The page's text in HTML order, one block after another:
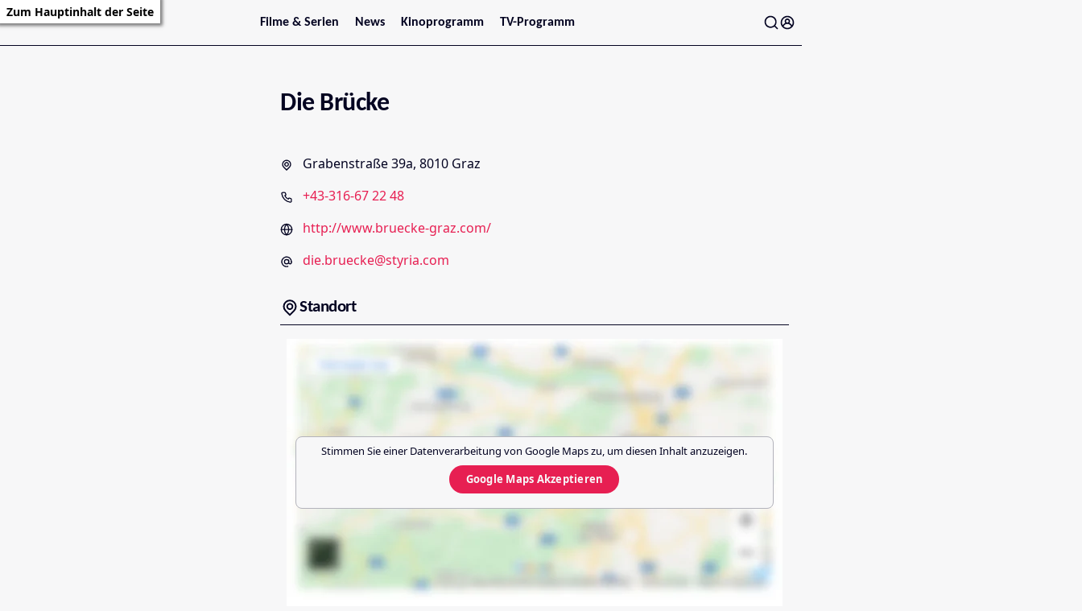
Zum Hauptinhalt der Seite
Filme & Serien
Trailer
Serienarchiv
News
Stars
Kinoprogramm
Jetzt im Kino
Salzburg
TV-Programm
Die Brücke
Grabenstraße 39a, 8010 Graz
+43-316-67 22 48
http://www.bruecke-graz.com/
die.bruecke@styria.com
Standort
Stimmen Sie einer Datenverarbeitung vonGoogle Mapszu, um diesen Inhalt anzuzeigen.
Google Maps Akzeptieren